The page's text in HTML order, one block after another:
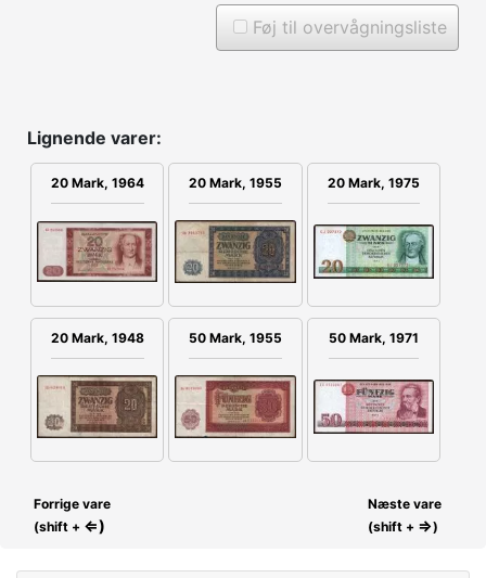
Føj til overvågningsliste
Lignende varer:
20 Mark, 1964 20 Mark, 1955 20 Mark, 1975
20 Mark, 1948 50 Mark, 1955 50 Mark, 1971
Forrige vare
(shift + ⇐)
Næste vare
(shift + ⇒)